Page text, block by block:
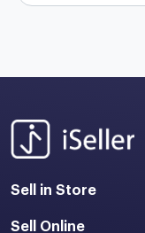
Sell in Store
Sell Online